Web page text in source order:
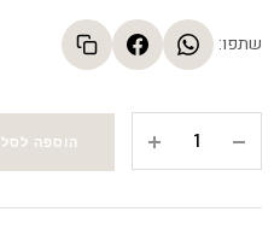
שתפו:
גוואשה
כלי
הוספה לסל